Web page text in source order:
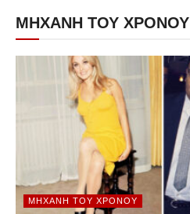
ΜΗΧΑΝΗ ΤΟΥ ΧΡΟΝΟΥ
ΜΗΧΑΝΉ ΤΟΥ ΧΡΌΝΟΥ